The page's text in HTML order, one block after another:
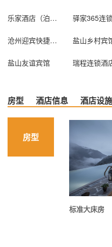
乐家酒店（泊头店）
沧州迎宾快捷宾馆 盐山乡村宾
盐山友谊宾馆
房型 酒店信息 酒店设施
房型
标准大床房